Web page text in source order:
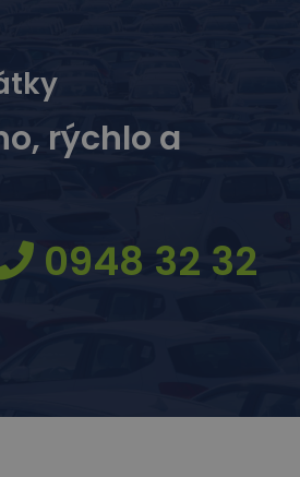
rýchlo a
0948 32 32